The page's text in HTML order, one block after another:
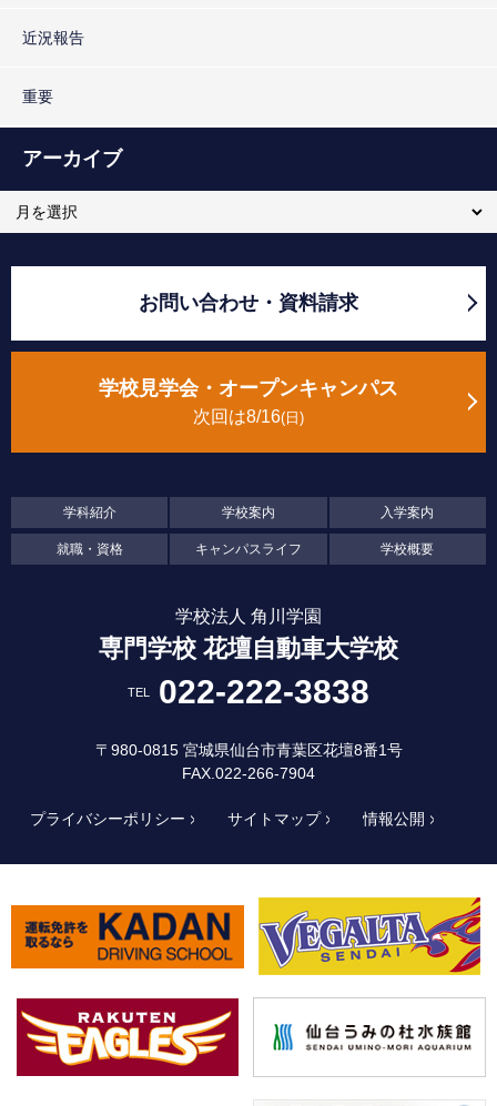
近況報告
重要
アーカイブ
お問い合わせ・資料請求
学校見学会・オープンキャンパス
次回は8/16 日
学科紹介 学校案内 入学案内
就職・資格 キャンパスライフ 学校概要
学校法人 角川学園
専門学校 花壇自動車大学校
TEL 022-222-3838
〒980-0815 宮城県仙台市青葉区花壇8番1号
FAX.022-266-7904
プライバシーポリシー サイトマップ 情報公開